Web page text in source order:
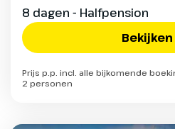
8 dagen - Halfpension
Bekijken
Prijs p.p. incl. alle bijkomende
2 personen